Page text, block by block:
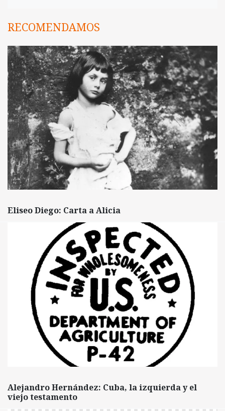
RECOMENDAMOS
Eliseo Diego: Carta a Alicia
Alejandro Hernández: Cuba, la izquierda y el
viejo testamento